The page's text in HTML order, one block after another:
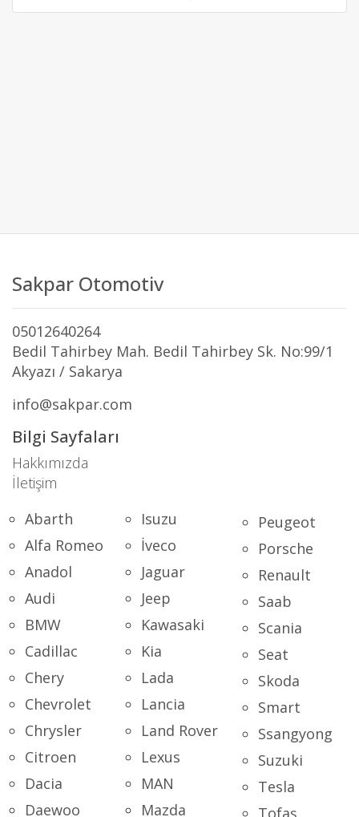
Sakpar Otomotiv
05012640264
Bedil Tahirbey Mah. Bedil Tahirbey Sk. No:99/1
Akyazı / Sakarya
info@sakpar.com
Bilgi Sayfaları
Hakkımızda
İletişim
Abarth
Alfa Romeo
Anadol
Audi
BMW
Cadillac
Chery
Chevrolet
Chrysler
Citroen
Dacia
Daewoo
Isuzu
İveco
Jaguar
Jeep
Kawasaki
Kia
Lada
Lancia
Land Rover
Lexus
MAN
Mazda
Peugeot
Porsche
Renault
Saab
Scania
Seat
Skoda
Smart
Ssangyong
Suzuki
Tesla